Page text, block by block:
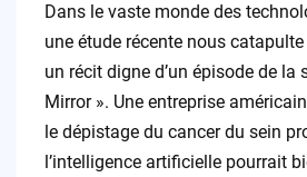
Dans le vaste monde des
une étude récente nous
un récit digne d’un épisode de la
Mirror ». Une entreprise
le dépistage du cancer du sein
l’intelligence artificielle pourrait